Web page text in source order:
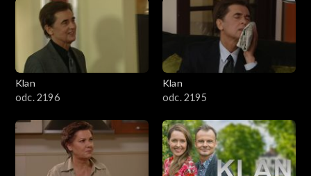
3901–4000
3801–3900
3701–3800
3601–3700
3501–3600
Klan
odc. 2196
Klan
odc. 2195